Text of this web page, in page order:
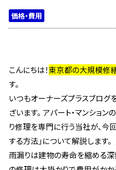
価格・費用
こんにちは！東京都の大規模修
す。
いつもオーナーズプラスブログ
ざいます。 アパート・マンショ
り修理を専門に行う当社が、今
する方法」について解説します。
雨漏りは建物の寿命を縮める深